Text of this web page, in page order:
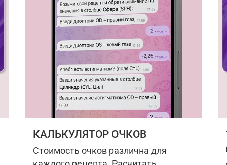
КАЛЬКУЛЯТОР ОЧКОВ
Стоимость очков различна для